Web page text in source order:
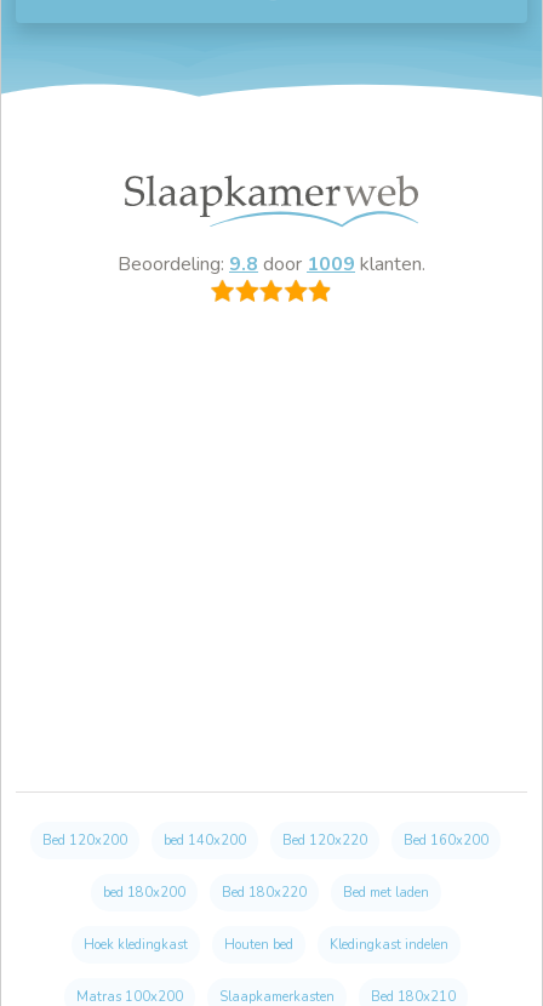
Beoordeling: 9.8door1009klanten.
Bed 120x200 bed 140x200 Bed 120x220 Bed 160x200
bed 180x200 Bed 180x220 Bed met laden
Hoek kledingkast Houten bed Kledingkast indelen
Matras 100x200 Slaapkamerkasten Bed 180x210